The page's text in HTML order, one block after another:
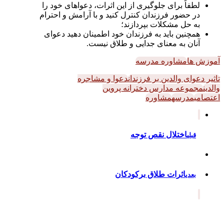
لطفاً برای جلوگیری از این اثرات، دعواهای خود را
در حضور فرزندان کنترل کنید و با آرامش و احترام
به حل مشکلات بپردازند؛
همچنین باید به فرزندان خود اطمینان دهید دعوای
آنان به معنای جدایی و طلاق نیست.
آموزش هامشاوره مدرسه
تاثیر دعوای والدین بر فرزنداندعوا و مشاجره
والدینمجموعه مدارس دخترانه پروین
اعتصامیمدرسهمشاوره
قبلیاختلال نقص توجه
بعدیاثرات طلاق برکودکان